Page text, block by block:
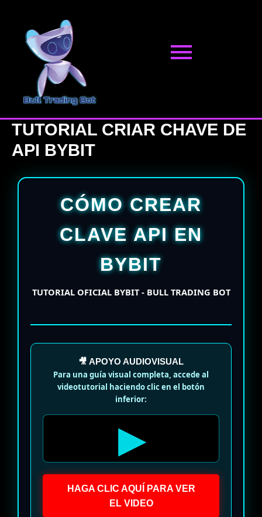
conteúdo
TUTORIAL CRIAR CHAVE DE
API BYBIT
CÓMO CREAR
CLAVE API EN
BYBIT
TUTORIAL OFICIAL BYBIT - BULL TRADING BOT
🎥 APOYO AUDIOVISUAL
Para una guía visual completa, accede al
videotutorial haciendo clic en el botón
inferior:
▶
HAGA CLIC AQUÍ PARA VER
EL VIDEO